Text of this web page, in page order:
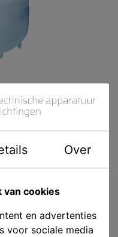
II
Over
van cookies
en advertenties
voor sociale media